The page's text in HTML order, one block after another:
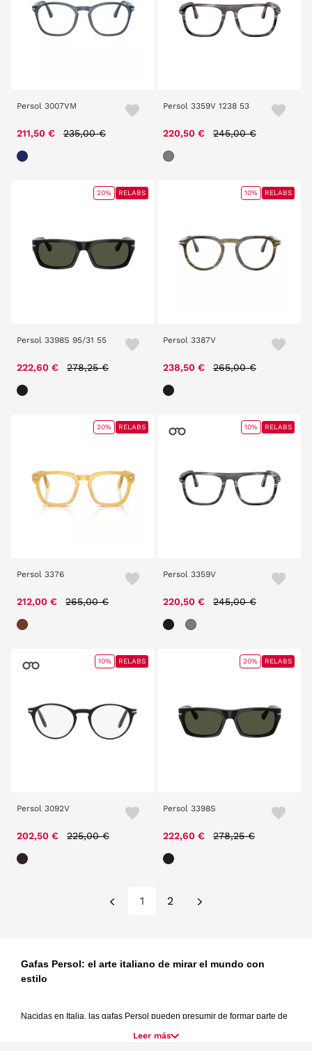
Persol 3007VM
211,50 € Price reduced from
235,00 €
Persol 3359V 1238 53
220,50 € Price reduced from
245,00 €
Persol 3398S 95/31 55
222,60 € Price reduced from
278,25 €
20% RELABS
Persol 3387V
238,50 € Price reduced from
265,00 €
10% RELABS
Persol 3376
212,00 € Price reduced from
265,00 €
20% RELABS
Persol 3359V
220,50 € Price reduced from
245,00 €
10% RELABS
Persol 3092V
202,50 € Price reduced from
225,00 €
10% RELABS
Persol 3398S
222,60 € Price reduced from
278,25 €
20% RELABS
1 2
Gafas Persol: el arte italiano de mirar el mundo con
estilo
Nacidas en Italia, las gafas Persol pueden presumir de formar parte de
Leer más